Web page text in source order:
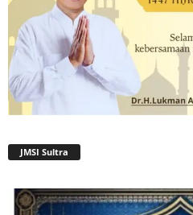
JMSI Sultra